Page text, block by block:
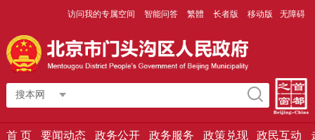
访问我的专属空间 智能问答 繁體 长者版 移动版 无障碍
搜本网
首 页 要闻动态 政务公开 政务服务 政策兑现 政民互动